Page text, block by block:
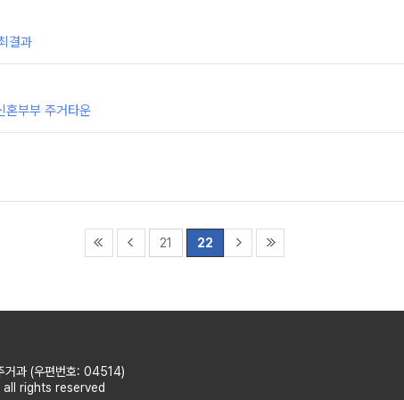
결과
혼부부 주거타운
21 22
거과 (우편번호: 04514)
rights reserved